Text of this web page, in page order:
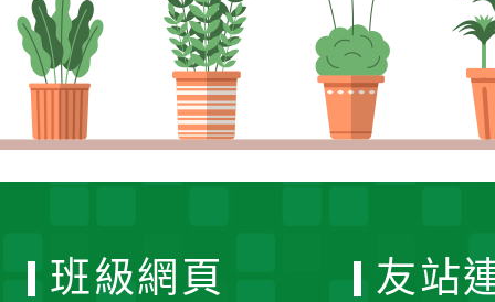
班級網頁 友站